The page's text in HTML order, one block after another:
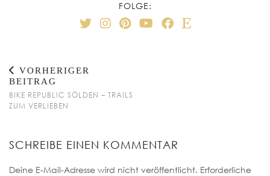
FOLGE:
VORHERIGER
BEITRAG
BIKE REPUBLIC SÖLDEN – TRAILS
ZUM VERLIEBEN
SCHREIBE EINEN KOMMENTAR
Deine E-Mail-Adresse wird nicht veröffentlicht. Erforderliche